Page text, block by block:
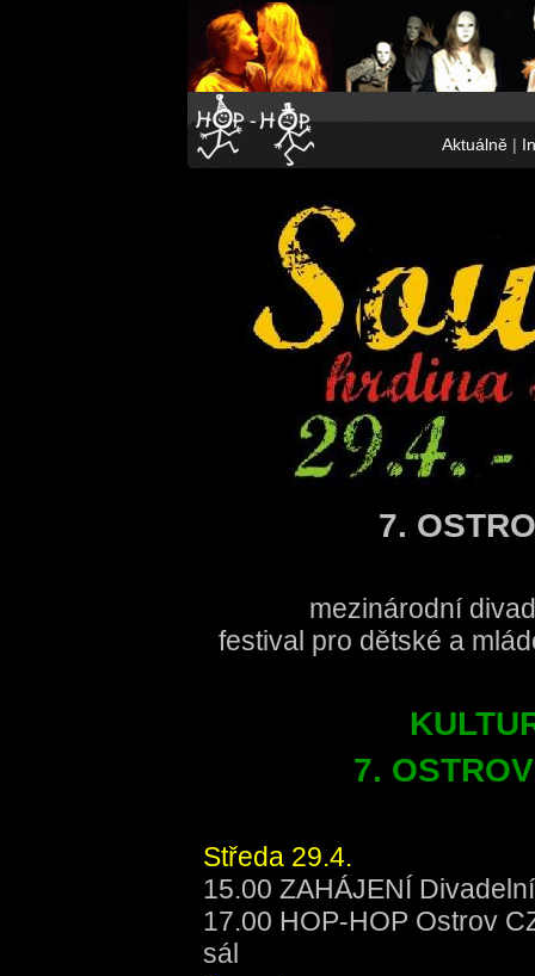
Aktuálně|
7.
mezinárodní
festival pro dětské a
7.
Středa 29.4.
15.00 ZAHÁJENÍ
17.00 HOP-HOP Ostrov
sál